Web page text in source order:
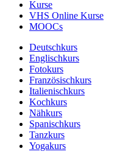
Kurse
VHS Online Kurse
MOOCs
Deutschkurs
Englischkurs
Fotokurs
Französischkurs
Italienischkurs
Kochkurs
Nähkurs
Spanischkurs
Tanzkurs
Yogakurs